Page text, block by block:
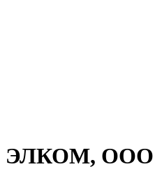
ЭЛКОМ, ООО